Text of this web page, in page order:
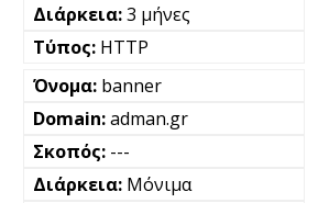
3 μήνες
HTTP
banner
adman.gr
---
Μόνιμα